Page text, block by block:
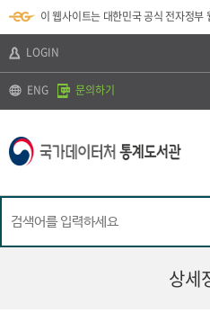
바
로
기
가
기
k
t
)
바
로
기
보
바
가
기
이 웹사이트는 대한민국 공식 전자정부
LOGIN
ENG 문의하기
상세